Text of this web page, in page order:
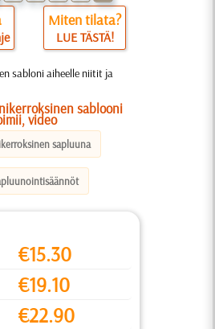
Miten tilata?
LUE TÄSTÄ!
sabloni aiheelle niitit ja
sablooni
video
sapluuna
€15.30
€19.10
€22.90